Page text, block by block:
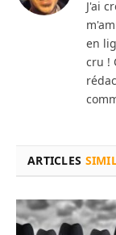
J'ai
en
cru !
ARTICLES